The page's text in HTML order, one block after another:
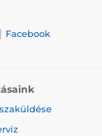
Facebook